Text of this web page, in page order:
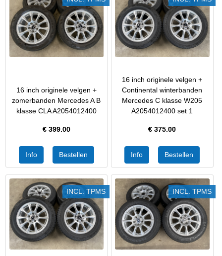
16 inch originele velgen +
zomerbanden Mercedes A B
klasse CLA A2054012400
€ 399.00
16 inch originele velgen +
Continental winterbanden
Mercedes C klasse W205
A2054012400 set 1
€375.00
INCL. TPMS INCL. TPMS